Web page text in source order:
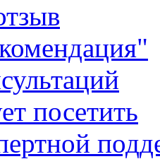
посетить